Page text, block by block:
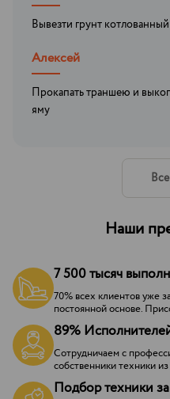
Вывезти грунт
Алексей
Прокапать траншею и
яму
Наши
7 500 тысяч
70% всех клиентов уже
постоянной основе.
89%
Сотрудничаем с
собственники техники
Подбор техники